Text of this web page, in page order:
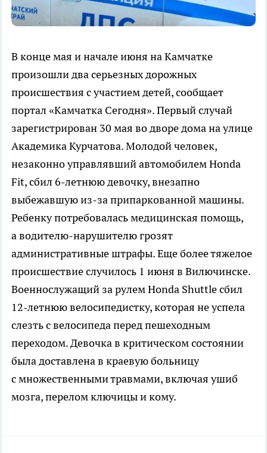
В конце мая и начале июня на Камчатке
произошли два серьезных дорожных
происшествия с участием детей, сообщает
портал «Камчатка Сегодня». Первый случай
зарегистрирован 30 мая во дворе дома на улице
Академика Курчатова. Молодой человек,
незаконно управлявший автомобилем Honda
Fit, сбил 6-летнюю девочку, внезапно
выбежавшую из-за припаркованной машины.
Ребенку потребовалась медицинская помощь,
а водителю-нарушителю грозят
административные штрафы. Еще более тяжелое
происшествие случилось 1 июня в Вилючинске.
Военнослужащий за рулем Honda Shuttle сбил
12-летнюю велосипедистку, которая не успела
слезть с велосипеда перед пешеходным
переходом. Девочка в критическом состоянии
была доставлена в краевую больницу
с множественными травмами, включая ушиб
мозга, перелом ключицы и кому.